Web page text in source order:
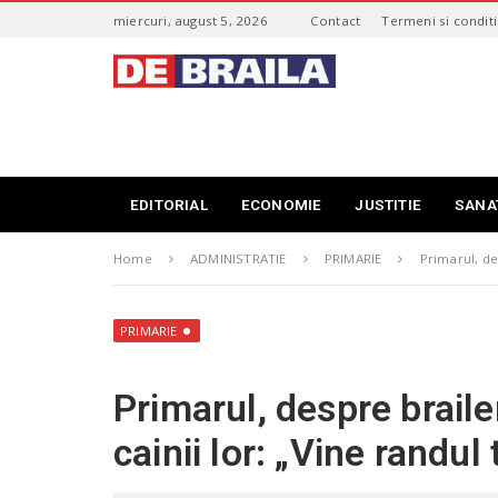
c
miercuri, august 5, 2026 Contact Termeni si conditii
t
B
l
r
a
i
l
EDITORIAL ECONOMIE JUSTITIE
Home ADMINISTRATIE PRIMARIE Primarul,
PRIMARIE
Primarul, despre
cainii lor: „Vine randul